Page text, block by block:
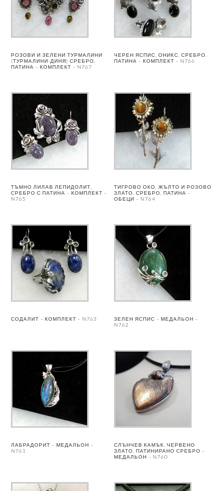
РОЗОВИ И ЗЕЛЕНИ ТУРМАЛИНИ
(ТУРМАЛИНИ-ДИНЯ) СРЕБРО,
ПАТИНА – КОМПЛЕКТ – N767
ЧЕРЕН ЯСПИС, ОНИКС, СРЕБРО,
ПАТИНА – КОМПЛЕКТ – N766
ТЪМНО ЛИЛАВ ЛЕПИДОЛИТ,
СРЕБРО С ПАТИНА – КОМПЛЕКТ –
N765
ТИГРОВО ОКО, ЖЪЛТО И РОЗОВО
ЗЛАТО, СРЕБРО, ПАТИНА –
ОБЕЦИ – N764
СОДАЛИТ – КОМПЛЕКТ – N763
ЗЕЛЕН ЯСПИС – МЕДАЛЬОН –
N762
ЛАБРАДОРИТ – МЕДАЛЬОН –
N761
СЛЪНЧЕВ КАМЪК, ЧЕРВЕНО
ЗЛАТО, ПАТИНИРАНО СРЕБРО –
МЕДАЛЬОН – N760